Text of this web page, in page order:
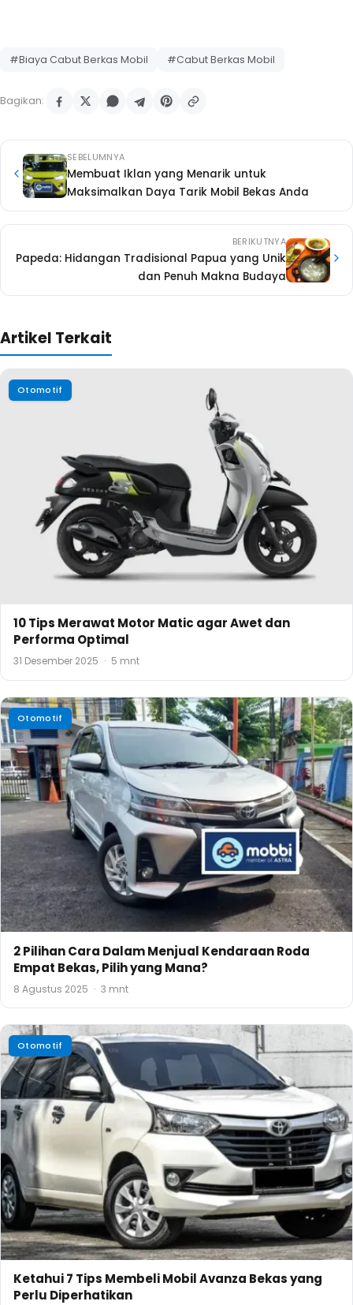
#Biaya Cabut Berkas Mobil #Cabut Berkas Mobil
Bagikan:
SEBELUMNYA
Membuat Iklan yang Menarik untuk
Maksimalkan Daya Tarik Mobil Bekas Anda
BERIKUTNYA
Papeda: Hidangan Tradisional Papua yang Unik
dan Penuh Makna Budaya
Artikel Terkait
Otomotif
10 Tips Merawat Motor Matic agar Awet dan
Performa Optimal
31 Desember 2025 · 5 mnt
Otomotif
2 Pilihan Cara Dalam Menjual Kendaraan Roda
Empat Bekas, Pilih yang Mana?
8 Agustus 2025 · 3 mnt
Otomotif
Ketahui 7 Tips Membeli Mobil Avanza Bekas yang
Perlu Diperhatikan